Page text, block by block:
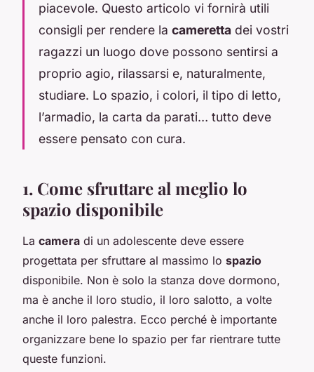
piacevole. Questo articolo vi fornirà utili
consigli per rendere la cameretta dei vostri
ragazzi un luogo dove possono sentirsi a
proprio agio, rilassarsi e, naturalmente,
studiare. Lo spazio, i colori, il tipo di letto,
l’armadio, la carta da parati… tutto deve
essere pensato con cura.
1. Come sfruttare al meglio lo
spazio disponibile
La camera di un adolescente deve essere
progettata per sfruttare al massimo lo spazio
disponibile. Non è solo la stanza dove dormono,
ma è anche il loro studio, il loro salotto, a volte
anche il loro palestra. Ecco perché è importante
organizzare bene lo spazio per far rientrare tutte
queste funzioni.